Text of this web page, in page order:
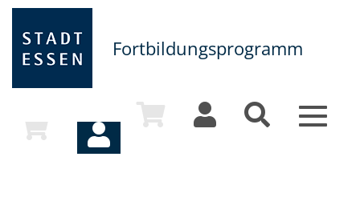
Fortbildungsprogramm
Toggle